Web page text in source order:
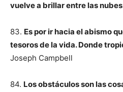
vuelve a brillar entre las
83. Es por ir hacia el abismo
tesoros de la vida. Donde
Joseph Campbell
84. Los obstáculos son las